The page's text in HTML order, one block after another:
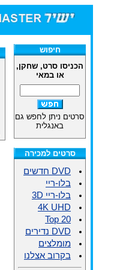
חיפוש
הכניסו סרט, שחקן,
או במאי
סרטים ניתן לחפש גם
באנגלית
סרטים למכירה
DVD חדשים
בלו-ריי
בלו-ריי 3D
4K UHD
Top 20
DVD נדירים
מומלצים
בקרוב אצלנו